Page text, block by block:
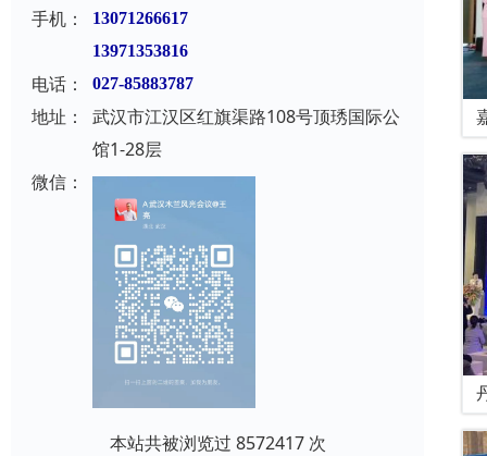
手机：
13071266617
13971353816
电话： 027-85883787
地址：
武汉市江汉区红旗渠路108号顶琇国际公
馆1-28层
微信：
本站共被浏览过 8572417 次